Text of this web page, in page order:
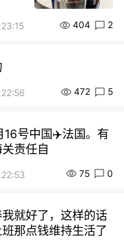
404 2
472 5
号中国✈️法国。有
责任自
75 0
就好了，这样的话
那点钱维持生活了